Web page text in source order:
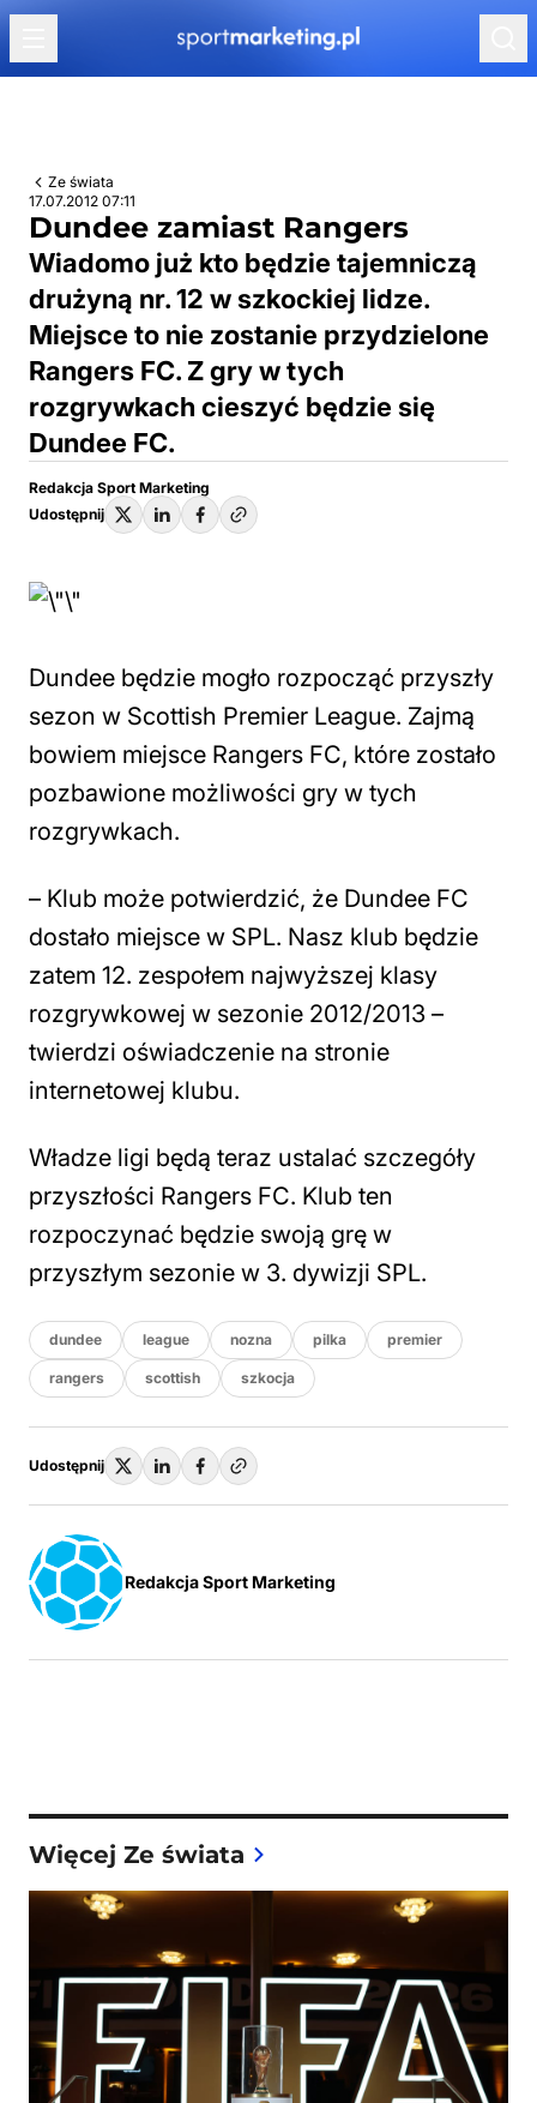
Przejdź do treści
Ze świata
17.07.2012 07:11
Dundee zamiast Rangers
Wiadomo już kto będzie tajemniczą
drużyną nr. 12 w szkockiej lidze.
Miejsce to nie zostanie przydzielone
Rangers FC. Z gry w tych
rozgrywkach cieszyć będzie się
Dundee FC.
Redakcja Sport Marketing
Udostępnij
Dundee będzie mogło rozpocząć przyszły
sezon w Scottish Premier League. Zajmą
bowiem miejsce Rangers FC, które zostało
pozbawione możliwości gry w tych
rozgrywkach.
– Klub może potwierdzić, że Dundee FC
dostało miejsce w SPL. Nasz klub będzie
zatem 12. zespołem najwyższej klasy
rozgrywkowej w sezonie 2012/2013 –
twierdzi oświadczenie na stronie
internetowej klubu.
Władze ligi będą teraz ustalać szczegóły
przyszłości Rangers FC. Klub ten
rozpoczynać będzie swoją grę w
przyszłym sezonie w 3. dywizji SPL.
dundee league nozna pilka premier
rangers scottish szkocja
Udostępnij
Redakcja Sport Marketing
Więcej Ze świata